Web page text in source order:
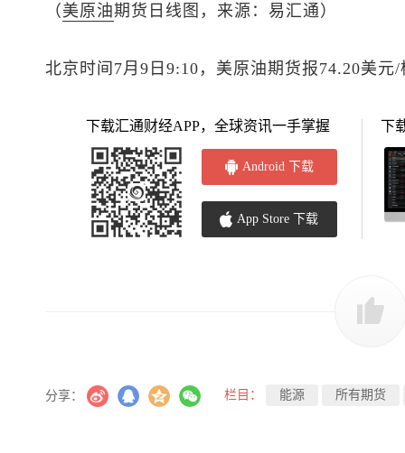
（美原油期货日线图，来源：易汇通）
北京时间7月9日9:10， 美原油期货报74.20美元/
下载汇通财经APP，全球资讯一手掌握
Android 下载
App Store 下载
下
分享： 栏目： 能源 所有期货